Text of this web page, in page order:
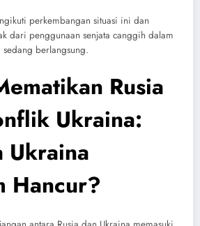
perkembangan situasi ini dan
dari penggunaan senjata canggih dalam
berlangsung.
Rusia
Ukraina:
Ukraina
Hancur?